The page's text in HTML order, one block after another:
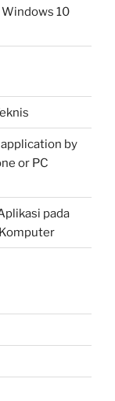
10
by
or PC
pada